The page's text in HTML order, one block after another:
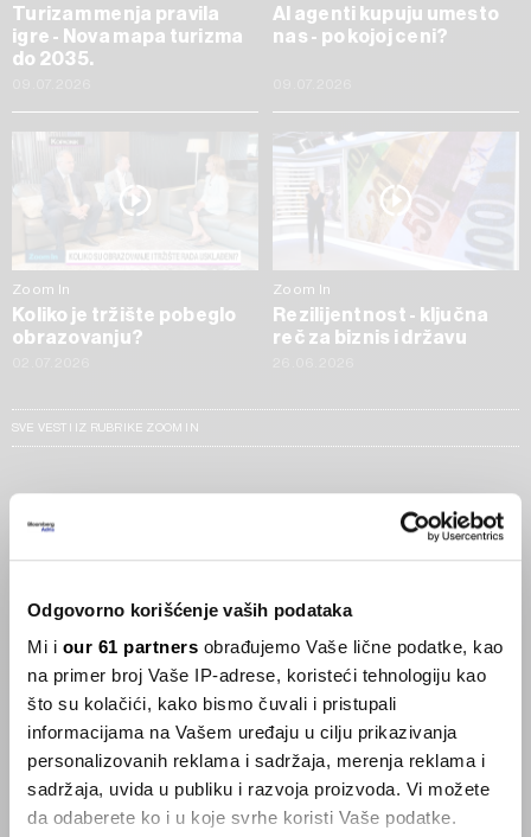
Odgovorno korišćenje vaših podataka
Mi i our 61 partners obrađujemo Vaše lične podatke, kao
na primer broj Vaše IP-adrese, koristeći tehnologiju kao
što su kolačići, kako bismo čuvali i pristupali
informacijama na Vašem uređaju u cilju prikazivanja
personalizovanih reklama i sadržaja, merenja reklama i
sadržaja, uvida u publiku i razvoja proizvoda. Vi možete
da odaberete ko i u koje svrhe koristi Vaše podatke.
Turizam menja pravila
igre - Nova mapa turizma
do 2035.
AI agenti kupuju umesto
nas - po kojoj ceni?
Zoom In
Koliko je tržište pobeglo
obrazovanju?
Zoom In
Rezilijentnost - ključna
reč za biznis i državu
SVE VESTI IZ RUBRIKE ZOOM IN
Businessweek Adria
Korisnici GLP-1 lijekova mršave,
29.01.2026
Visok trošak selidbe kompanija iz Kine
05.12.2025
Privatni letovi postaju dostupan